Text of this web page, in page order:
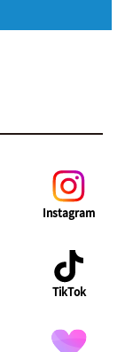
Instagram
TikTok